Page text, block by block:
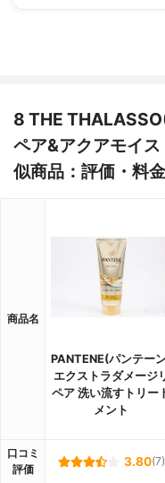
8 THE
ペア&アクアモイ
似商品：評価・料
商品名
PANTENE(パンテー
エクストラダメージ
ペア 洗い流すトリー
メント
口コミ
評価
3.80(7)